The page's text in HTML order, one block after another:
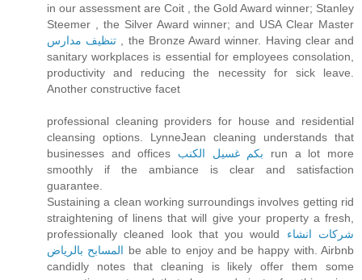
in our assessment are Coit , the Gold Award winner; Stanley
Steemer , the Silver Award winner; and USA Clear Master
تنظيف مدارس , the Bronze Award winner. Having clear and
sanitary workplaces is essential for employees consolation,
productivity and reducing the necessity for sick leave.
Another constructive facet
professional cleaning providers for house and residential
cleansing options. LynneJean cleaning understands that
businesses and offices بكم غسيل الكنب run a lot more
smoothly if the ambiance is clear and satisfaction
guarantee.
Sustaining a clean working surroundings involves getting rid
straightening of linens that will give your property a fresh,
professionally cleaned look that you would شركات انشاء
المسابح بالرياض be able to enjoy and be happy with. Airbnb
candidly notes that cleaning is likely offer them some